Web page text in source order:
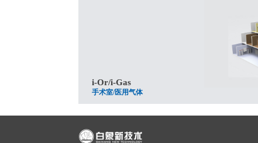
i-Or/i-Gas
手术室/医用气体